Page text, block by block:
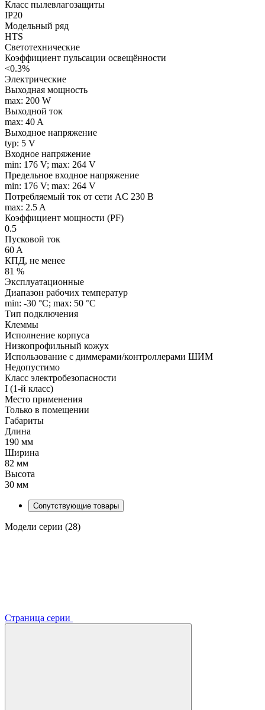
Класс пылевлагозащиты
IP20
Модельный ряд
HTS
Светотехнические
Коэффициент пульсации освещённости
<0.3%
Электрические
Выходная мощность
max: 200 W
Выходной ток
max: 40 A
Выходное напряжение
typ: 5 V
Входное напряжение
min: 176 V; max: 264 V
Предельное входное напряжение
min: 176 V; max: 264 V
Потребляемый ток от сети AC 230 В
max: 2.5 A
Коэффициент мощности (PF)
0.5
Пусковой ток
60 A
КПД, не менее
81 %
Эксплуатационные
Диапазон рабочих температур
min: -30 °C; max: 50 °C
Тип подключения
Клеммы
Исполнение корпуса
Низкопрофильный кожух
Использование с диммерами/контроллерами ШИМ
Недопустимо
Класс электробезопасности
I (1-й класс)
Место применения
Только в помещении
Габариты
Длина
190 мм
Ширина
82 мм
Высота
30 мм
Сопутствующие товары
Модели серии (28)
Страница серии